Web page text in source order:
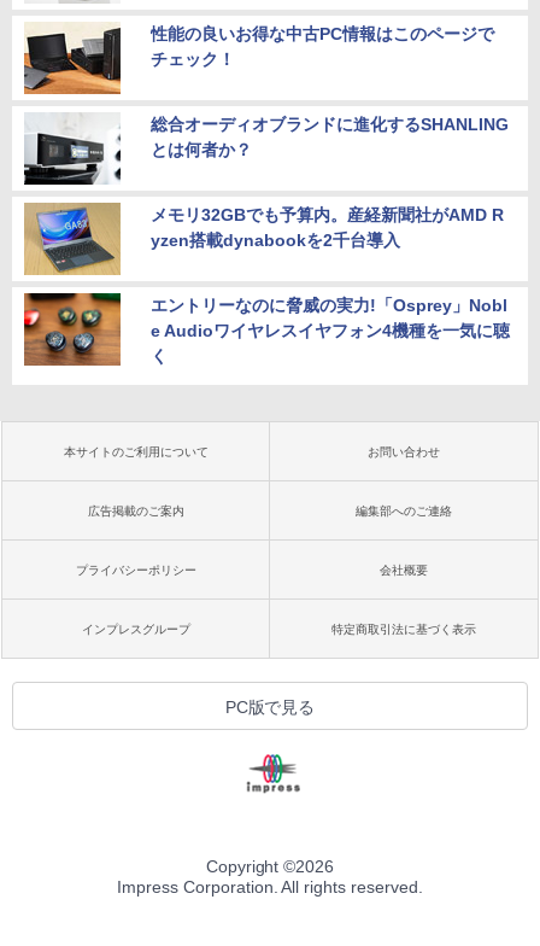
性能の良いお得な中古PC情報はこのページで
チェック！
総合オーディオブランドに進化するSHANLING
とは何者か？
メモリ32GBでも予算内。産経新聞社がAMD R
yzen搭載dynabookを2千台導入
エントリーなのに脅威の実力!「Osprey」Nobl
e Audioワイヤレスイヤフォン4機種を一気に聴
く
本サイトのご利用について お問い合わせ
広告掲載のご案内 編集部へのご連絡
プライバシーポリシー 会社概要
インプレスグループ 特定商取引法に基づく表示
PC版で見る
Copyright ©2026
Impress Corporation. All rights reserved.